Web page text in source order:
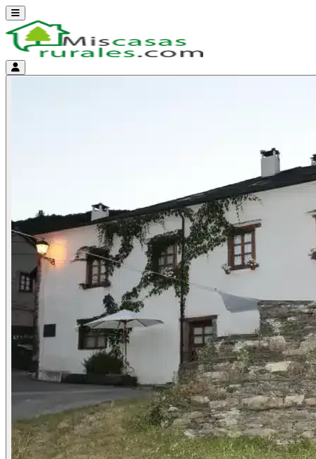
Abrir menú
Menú de cuenta